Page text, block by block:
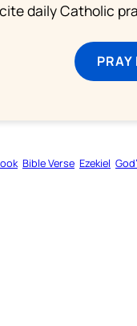
daily Catholic
PRAY
Bible Verse Ezekiel